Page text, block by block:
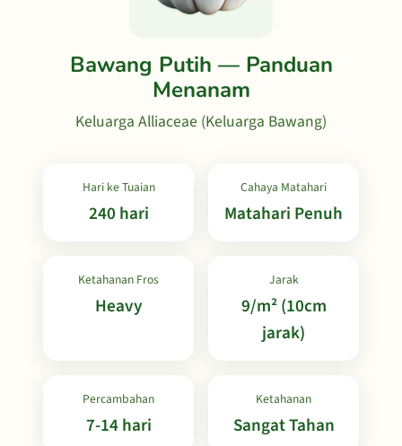
Bawang Putih — Panduan
Menanam
Keluarga Alliaceae (Keluarga Bawang)
Hari ke Tuaian
240 hari
Cahaya Matahari
Matahari Penuh
Ketahanan Fros
Heavy
Jarak
9/m² (10cm
jarak)
Percambahan
7-14 hari
Ketahanan
Sangat Tahan